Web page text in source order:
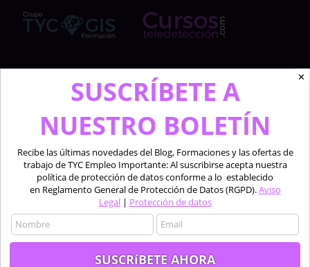
Cursosteledeteccion.com pertenece al Grupo de
TYC GIS Formación, empresa lider en la formación a
profesionales en software técnico especializado de
las áreas de la teledetección, los sistemas de
Profesionales formando a profesionales.
✕
SUSCRÍBETE A
NUESTRO BOLETÍN
Recibe las últimas novedades del Blog, Formaciones y las ofertas de
trabajo de TYC Empleo Importante: Al suscribirse acepta nuestra
política de protección de datos conforme a lo establecido
en Reglamento General de Protección de Datos (RGPD).Aviso
Legal| Protección de datos